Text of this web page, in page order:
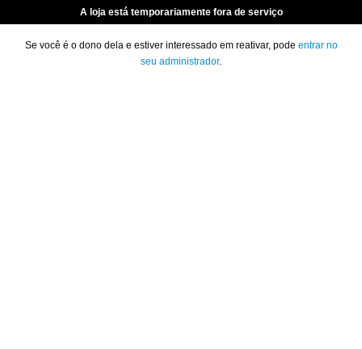
A loja está temporariamente fora de serviço
Se você é o dono dela e estiver interessado em reativar, pode entrar no
seu administrador.